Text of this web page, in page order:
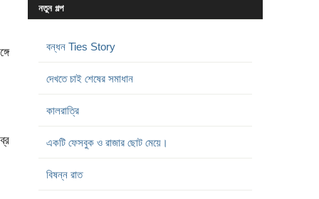
নতুন গল্প
বন্ধন Ties Story
দেখতে চাই শেষের সমাধান
কালরাত্রি
একটি ফেসবুক ও রাজার ছোট মেয়ে।
বিষন্ন রাত